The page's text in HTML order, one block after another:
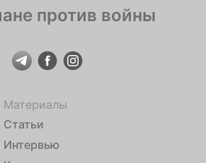
против войны
Материалы
Статьи
Интервью